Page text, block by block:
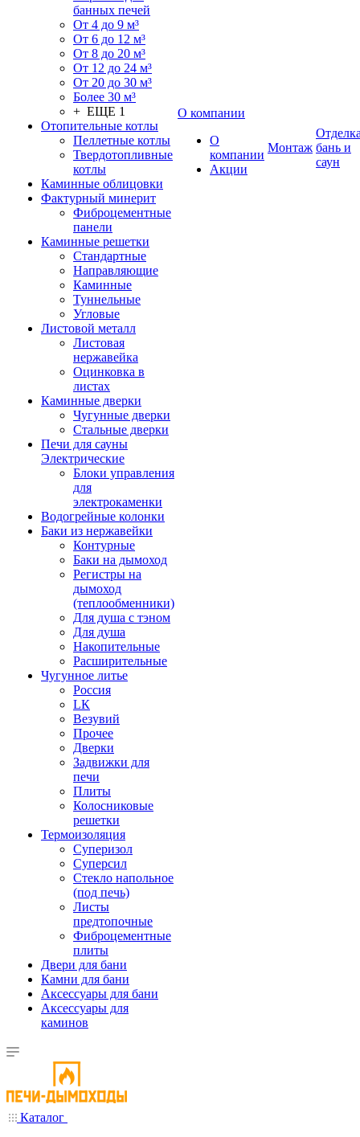
банных печей
От 4 до 9 м³
От 6 до 12 м³
От 8 до 20 м³
От 12 до 24 м³
От 20 до 30 м³
Более 30 м³
+ ЕЩЕ 1
Отопительные котлы
Пеллетные котлы
Твердотопливные
котлы
Каминные облицовки
Фактурный минерит
Фиброцементные
панели
Каминные решетки
Стандартные
Направляющие
Каминные
Туннельные
Угловые
Листовой металл
Листовая
нержавейка
Оцинковка в
листах
Каминные дверки
Чугунные дверки
Стальные дверки
Печи для сауны
Электрические
Блоки управления
для
электрокаменки
Водогрейные колонки
Баки из нержавейки
Контурные
Баки на дымоход
Регистры на
дымоход
(теплообменники)
Для душа с тэном
Для душа
Накопительные
Расширительные
Чугунное литье
Россия
LК
Везувий
Прочее
Дверки
Задвижки для
печи
Плиты
Колосниковые
решетки
Термоизоляция
Суперизол
Суперсил
Стекло напольное
(под печь)
Листы
предтопочные
Фиброцементные
плиты
Двери для бани
Камни для бани
Аксессуары для бани
Аксессуары для
каминов
О компании
О
компании
Акции
Монтаж бань и
саун
Каталог